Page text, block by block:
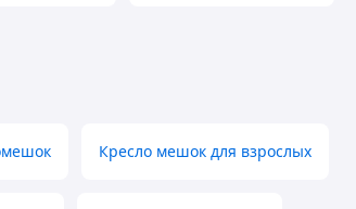
Кресло мешок для взрослых